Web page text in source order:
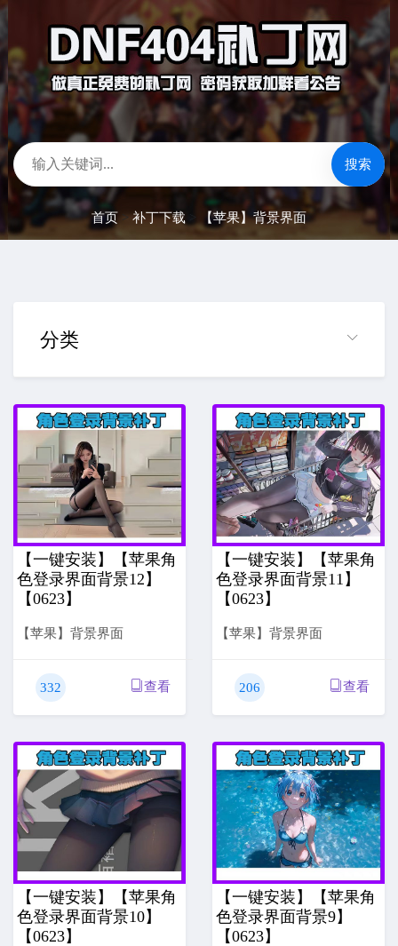
搜索
首页 >补丁下载 【苹果】背景界面
分类
【一键安装】【苹果角
色登录界面背景12】
【0623】
【苹果】背景界面
332 查看
【一键安装】【苹果角
色登录界面背景11】
【0623】
【苹果】背景界面
206 查看
【一键安装】【苹果角
色登录界面背景10】
【0623】
【一键安装】【苹果角
色登录界面背景9】
【0623】